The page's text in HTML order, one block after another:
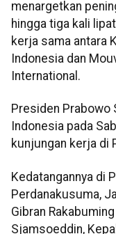
menargetkan
hingga tiga kali
kerja sama antara
Indonesia dan
International.
Presiden Prabowo
Indonesia pada
kunjungan kerja di
Kedatangannya di
Perdanakusuma,
Gibran
Sjamsoeddin,